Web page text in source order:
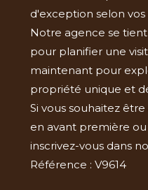
d'exception selon
Notre agence se
pour planifier une
maintenant pour
propriété unique et
Si vous souhaitez
en avant première
inscrivez-vous dans
Référence : V9614